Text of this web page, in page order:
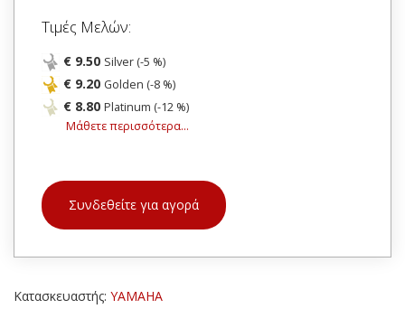
Τιμές Μελών:
€ 9.50 Silver (-5 %)
€ 9.20 Golden (-8 %)
€ 8.80 Platinum (-12 %)
Μάθετε περισσότερα...
Συνδεθείτε για αγορά
Κατασκευαστής: YAMAHA